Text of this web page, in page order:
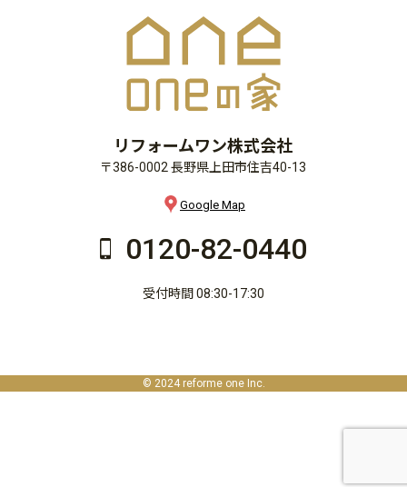
リフォームワン株式会社
〒386-0002 長野県上田市住吉40-13
Google Map
0120-82-0440
受付時間 08:30-17:30
© 2024 reforme one Inc.